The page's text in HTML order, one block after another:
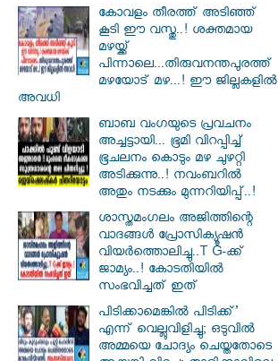
കോവളം തീരത്ത് അടിഞ്ഞ്
കൂടി ഈ വസ്തു..! ശക്തമായ
മഴയ്ക്ക്
പിന്നാലെ...തിരുവനന്തപുരത്ത്
മഴയോട് മഴ...! ഈ ജില്ലകളിൽ
അവധി
ബാബ വംഗയുടെ പ്രവചനം
അച്ചട്ടായി... ഭൂമി വിറപ്പിച്ച്
ഭൂചലനം കൊടും മഴ ചുഴറ്റി
അടിക്കുന്നു..! നവംബറിൽ
അതും നടക്കും മുന്നറിയിപ്പ്..!
ശാസ്തമംഗലം അജിത്തിന്റെ
വാദങ്ങള്‍ പ്രോസിക്യൂഷന്‍
വിയർത്തൊലിച്ചു..T G-ക്ക്
ജാമ്യം..! കോടതിയിൽ
സംഭവിച്ചത് ഇത്
പിടിക്കാമെങ്കിൽ പിടിക്ക്’
എന്ന് വെല്ലുവിളിച്ചു; ഒടുവിൽ
അമ്മയെ ചോദ്യം ചെയ്തതോടെ